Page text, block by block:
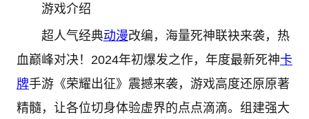
游戏介绍
超人气经典动漫改编，海量死神联袂来袭，热
血巅峰对决！2024年初爆发之作，年度最新死神卡
牌手游《荣耀出征》震撼来袭，游戏高度还原原著
精髓，让各位切身体验虚界的点点滴滴。组建强大